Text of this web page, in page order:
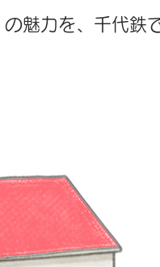
魅力を、千代鉄